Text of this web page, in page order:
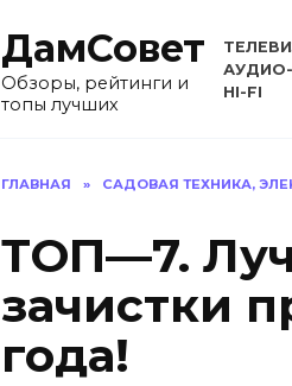
ДамСовет
Обзоры, рейтинги и
топы лучших
HI-FI
ГЛАВНАЯ » САДОВАЯ ТЕХНИКА,
ТОП—7.
зачистки
года!